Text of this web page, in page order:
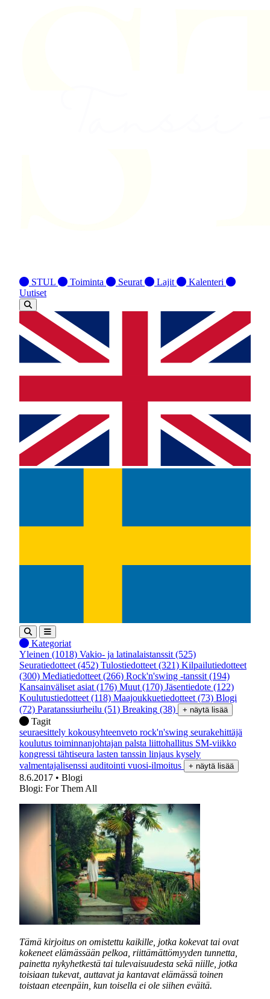
STUL Toiminta Seurat Lajit
Kalenteri
Uutiset
Kategoriat
Yleinen (1018) Vakio- ja latinalaistanssit (525)
Seuratiedotteet (452) Tulostiedotteet (321) Kilpailutiedotteet
(300) Mediatiedotteet (266) Rock'n'swing -tanssit (194)
Kansainväliset asiat (176) Muut (170) Jäsentiedote (122)
Koulutustiedotteet (118) Maajoukkuetiedotteet (73) Blogi
(72) Paratanssiurheilu (51) Breaking (38) + näytä lisää
Tagit
seuraesittely kokousyhteenveto rock'n'swing seurakehittäjä
koulutus toiminnanjohtajan palsta liittohallitus SM-viikko
kongressi tähtiseura lasten tanssin linjaus kysely
valmentajalisenssi auditointi vuosi-ilmoitus + näytä lisää
8.6.2017 • Blogi
Blogi: For Them All
Tämä kirjoitus on omistettu kaikille, jotka kokevat tai ovat
kokeneet elämässään pelkoa, riittämättömyyden tunnetta,
painetta nykyhetkestä tai tulevaisuudesta sekä niille, jotka
toisiaan tukevat, auttavat ja kantavat elämässä toinen
toistaan eteenpäin, kun toisella ei ole siihen eväitä.